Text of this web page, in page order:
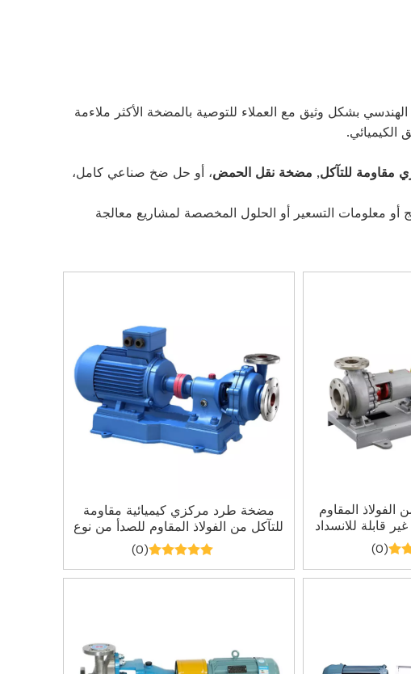
بشكل وثيق مع العملاء للتوصية بالمضخة الأكثر ملاءمة
الكيميائي.
للتآكل, مضخة نقل الحمض، أو حل ضخ صناعي كامل،
أو معلومات التسعير أو الحلول المخصصة لمشاريع معالجة
المقاوم
(0)
مضخة طرد مركزي كيميائية مقاومة
للتآكل من الفولاذ المقاوم للصدأ من نوع
AFB
(0)